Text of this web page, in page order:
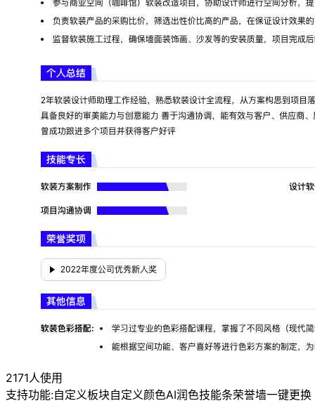
2171人使用
支持功能:自定义板块自定义颜色AI润色技能条荣誉墙一键更换